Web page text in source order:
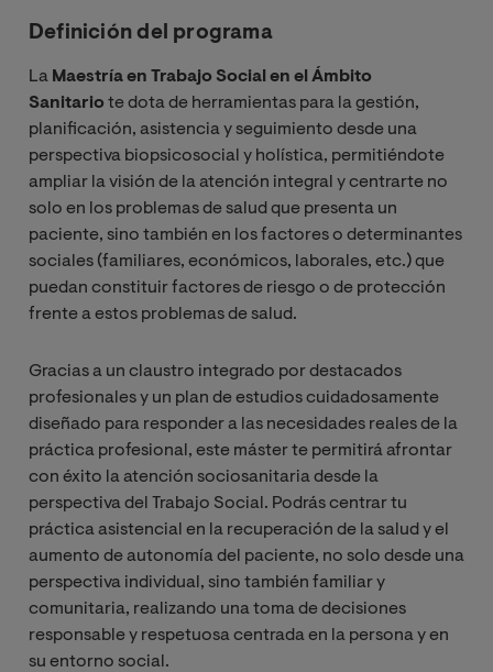
Definición del programa
La Maestría en Trabajo Social en el Ámbito
Sanitario te dota de herramientas para la gestión,
planificación, asistencia y seguimiento desde una
perspectiva biopsicosocial y holística, permitiéndote
ampliar la visión de la atención integral y centrarte no
solo en los problemas de salud que presenta un
paciente, sino también en los factores o determinantes
sociales (familiares, económicos, laborales, etc.) que
puedan constituir factores de riesgo o de protección
frente a estos problemas de salud.
Gracias a un claustro integrado por destacados
profesionales y un plan de estudios cuidadosamente
diseñado para responder a las necesidades reales de la
práctica profesional, este máster te permitirá afrontar
con éxito la atención sociosanitaria desde la
perspectiva del Trabajo Social. Podrás centrar tu
práctica asistencial en la recuperación de la salud y el
aumento de autonomía del paciente, no solo desde una
perspectiva individual, sino también familiar y
comunitaria, realizando una toma de decisiones
responsable y respetuosa centrada en la persona y en
su entorno social.